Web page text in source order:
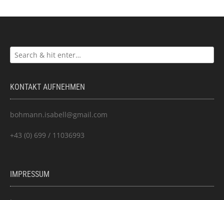
KONTAKT AUFNEHMEN
bohmann.isabell@gmail.com
+43 (0) 699 / 11036993
IMPRESSUM